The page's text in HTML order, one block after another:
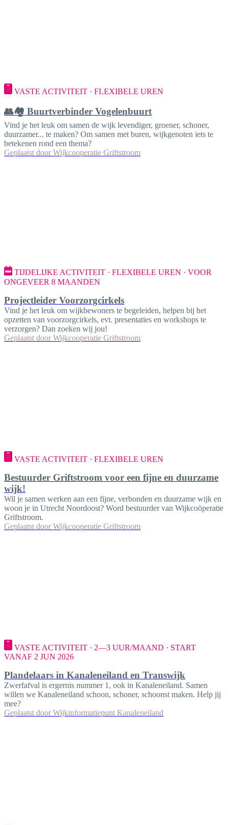
VASTE ACTIVITEIT · FLEXIBELE UREN
👥🏘️ Buurtverbinder Vogelenbuurt
Vind je het leuk om samen de wijk levendiger, groener, schoner,
duurzamer... te maken? Om samen met buren, wijkgenoten iets te
betekenen rond een thema?
Geplaatst door Wijkcooperatie Griftstroom
TIJDELIJKE ACTIVITEIT · FLEXIBELE UREN · VOOR
ONGEVEER 8 MAANDEN
Projectleider Voorzorgcirkels
Vind je het leuk om wijkbewoners te begeleiden, helpen bij het
opzetten van voorzorgcirkels, evt. presentaties en workshops te
verzorgen? Dan zoeken wij jou!
Geplaatst door Wijkcooperatie Griftstroom
VASTE ACTIVITEIT · FLEXIBELE UREN
Bestuurder Griftstroom voor een fijne en duurzame
wijk!
Wil je samen werken aan een fijne, verbonden en duurzame wijk en
woon je in Utrecht Noordoost? Word bestuurder van Wijkcoöperatie
Griftstroom.
Geplaatst door Wijkcooperatie Griftstroom
VASTE ACTIVITEIT · 2—3 UUR/MAAND · START
VANAF 2 JUN 2026
Plandelaars in Kanaleneiland en Transwijk
Zwerfafval is ergernis nummer 1, ook in Kanaleneiland. Samen
willen we Kanaleneiland schoon, schoner, schoonst maken. Help jij
mee?
Geplaatst door Wijkinformatiepunt Kanaleneiland